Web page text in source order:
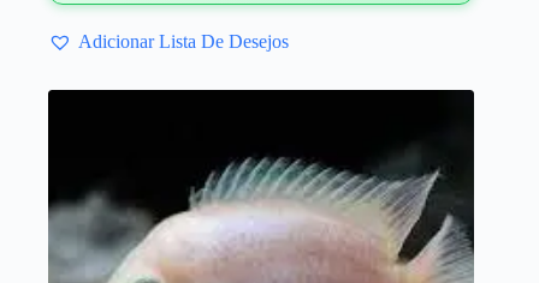
Adicionar Lista De Desejos